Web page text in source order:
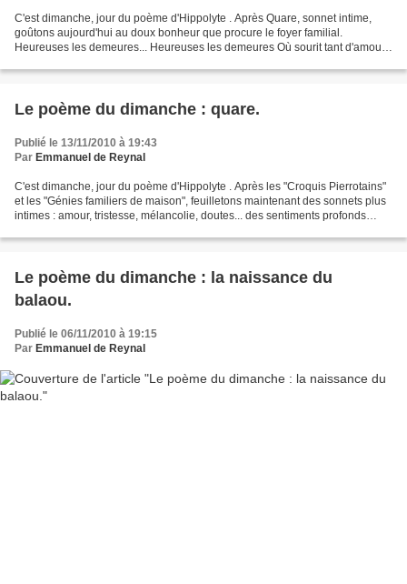
C'est dimanche, jour du poème d'Hippolyte . Après Quare, sonnet intime,
goûtons aujourd'hui au doux bonheur que procure le foyer familial.
Heureuses les demeures... Heureuses les demeures Où sourit tant d'amour.
Le poème du dimanche : quare.
Publié le 13/11/2010 à 19:43
Par Emmanuel de Reynal
C'est dimanche, jour du poème d'Hippolyte . Après les "Croquis Pierrotains"
et les "Génies familiers de maison", feuilletons maintenant des sonnets plus
intimes : amour, tristesse, mélancolie, doutes... des sentiments profonds
Le poème du dimanche : la naissance du
balaou.
Publié le 06/11/2010 à 19:15
Par Emmanuel de Reynal